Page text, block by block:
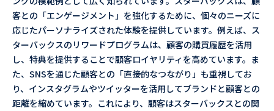
客との「エンゲージメント」を強化するために、個々のニーズに
応じたパーソナライズされた体験を提供しています。例えば、ス
ターバックスのリワードプログラムは、顧客の購買履歴を活用
し、特典を提供することで顧客ロイヤリティを高めています。ま
た、SNSを通じた顧客との「直接的なつながり」も重視してお
り、インスタグラムやツイッターを活用してブランドと顧客との
距離を縮めています。これにより、顧客はスターバックスとの関